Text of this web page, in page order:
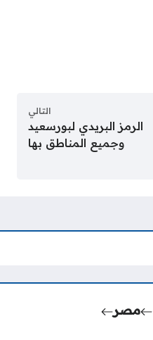
التالي
الرمز البريدي لبورسعيد
وجميع المناطق بها
مصر